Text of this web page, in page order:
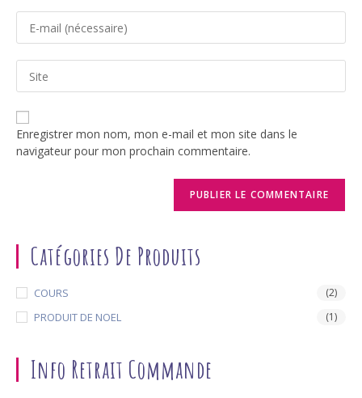
username
comment
your
address
l’URL
site
(facultatif)
Enregistrer mon nom, mon e-mail et mon site dans le
navigateur pour mon prochain commentaire.
Catégories De Produits
COURS (2)
PRODUIT DE NOEL (1)
Info Retrait Commande